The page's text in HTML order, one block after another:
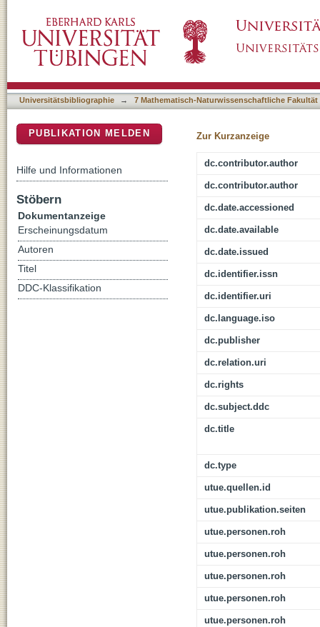
inhibition of cytosolic phospholipase A(2)
Universitätsbibliographie → 7 Mathematisch-Naturwissenschaftliche Fakultät
Zur Kurzanzeige
dc.contributor.author
dc.contributor.author
dc.date.accessioned
dc.date.available
dc.date.issued
dc.identifier.issn
dc.identifier.uri
dc.language.iso
dc.publisher
dc.relation.uri
dc.rights
dc.subject.ddc
dc.title
dc.type
utue.quellen.id
utue.publikation.seiten
utue.personen.roh
utue.personen.roh
utue.personen.roh
utue.personen.roh
utue.personen.roh
PUBLIKATION MELDEN
Hilfe und Informationen
Stöbern
Dokumentanzeige
Erscheinungsdatum
Autoren
Titel
DDC-Klassifikation